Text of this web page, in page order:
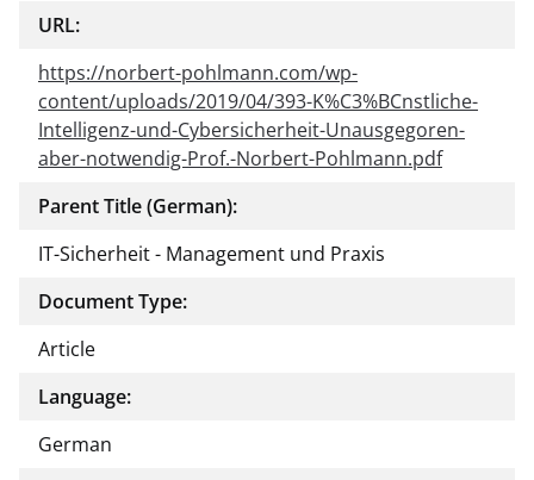
URL:
https://norbert-pohlmann.com/wp-
content/uploads/2019/04/393-K%C3%BCnstliche-
Intelligenz-und-Cybersicherheit-Unausgegoren-
aber-notwendig-Prof.-Norbert-Pohlmann.pdf
Parent Title (German):
IT-Sicherheit - Management und Praxis
Document Type:
Article
Language:
German